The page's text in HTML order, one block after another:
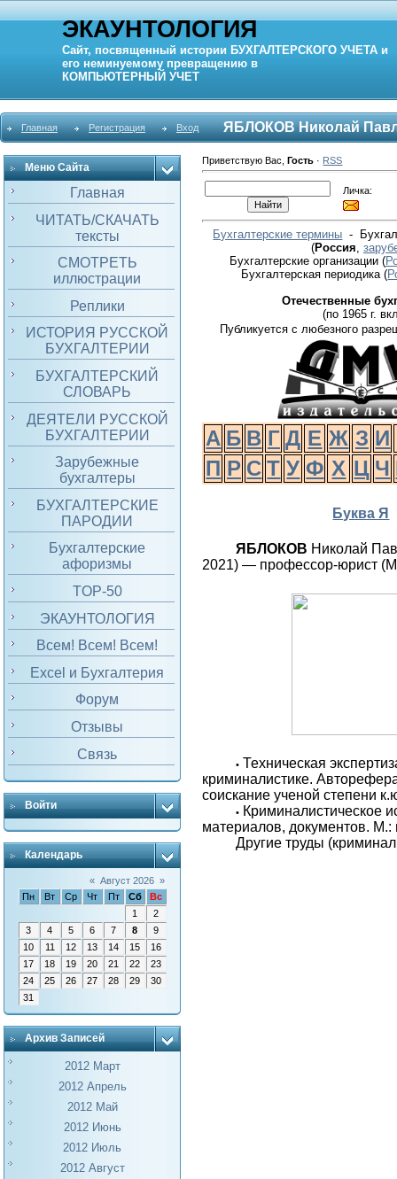
ЭКАУНТОЛОГИЯ
Сайт, посвященный истории БУХГАЛТЕРСКОГО УЧЕТА и
его неминуемому превращению в
КОМПЬЮТЕРНЫЙ УЧЕТ
Главная Регистрация Вход ЯБЛОКОВ Николай
Меню Сайта
Главная
ЧИТАТЬ/СКАЧАТЬ
тексты
СМОТРЕТЬ
иллюстрации
Реплики
ИСТОРИЯ РУССКОЙ
БУХГАЛТЕРИИ
БУХГАЛТЕРСКИЙ
СЛОВАРЬ
ДЕЯТЕЛИ РУССКОЙ
БУХГАЛТЕРИИ
Зарубежные
бухгалтеры
БУХГАЛТЕРСКИЕ
ПАРОДИИ
Бухгалтерские
афоризмы
TOP-50
ЭКАУНТОЛОГИЯ
Всем! Всем! Всем!
Excel и Бухгалтерия
Форум
Отзывы
Связь
Войти
Календарь
« Август 2026 »
Пн
Вт Ср Чт Пт Сб
Вс
1
2
3
4 5 6 7 8
9
10
11 12 13 14 15
16
17
18 19 20 21 22
23
24
25 26 27 28 29
30
31
Архив Записей
2012 Март
2012 Апрель
2012 Май
2012 Июнь
2012 Июль
2012 Август
Приветствую Вас ,Гость · RSS
Личка:
Бухгалтерские термины -
(Россия
Бухгалтерские организации (
Бухгалтерская периодика(
Отечественные
(по 1965 г.
Публикуется с любезного
А Б В Г Д Е Ж З И
П Р С Т У Ф Х Ц Ч
Буква Я
ЯБЛОКОВ Николай
2021) — профессор-юрист
• Техническая
криминалистике.
соискание ученой степени
• Криминалистическое
материалов, документов. М.:
Другие труды